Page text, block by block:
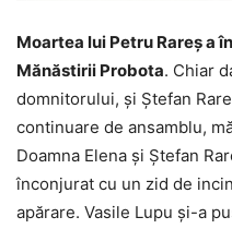
Moartea lui Petru Rareş a
Mănăstirii Probota. Chiar
domnitorului, şi Ştefan
continuare de ansamblu,
Doamna Elena şi Ştefan
înconjurat cu un zid de
apărare. Vasile Lupu şi-a